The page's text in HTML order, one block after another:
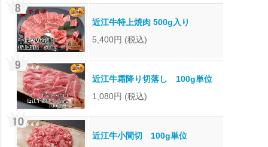
近江牛特上焼肉 500g入り
5,400円 (税込)
近江牛霜降り切落し 100g単位
1,080円 (税込)
近江牛小間切 100g単位